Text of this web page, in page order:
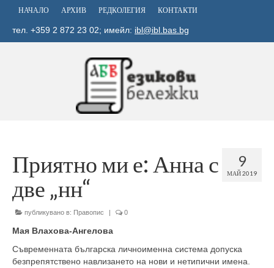
НАЧАЛО АРХИВ РЕДКОЛЕГИЯ КОНТАКТИ
тел. +359 2 872 23 02; имейл: ibl@ibl.bas.bg
9
МАЙ 2019
Приятно ми е: Анна с
две „нн“
публикувано в: Правопис | 0
Мая Влахова-Ангелова
Съвременната българска личноименна система допуска
безпрепятствено навлизането на нови и нетипични имена.